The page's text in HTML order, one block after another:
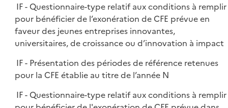
IF - Questionnaire-type relatif aux conditions à remplir
pour bénéficier de l’exonération de CFE prévue en
faveur des jeunes entreprises innovantes,
universitaires, de croissance ou d’innovation à impact
IF - Présentation des périodes de référence retenues
pour la CFE établie au titre de l’année N
IF - Questionnaire-type relatif aux conditions à remplir